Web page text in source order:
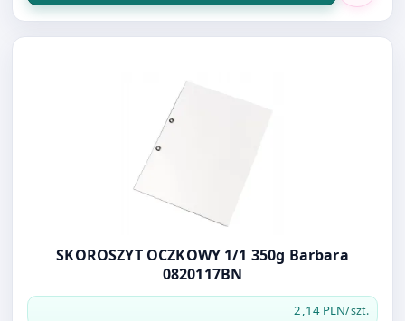
Otwórz produkt: SKOROSZYT OCZKOWY 1/1 350g
SKOROSZYT OCZKOWY 1/1 350g Barbara
0820117BN
2,14 PLN/szt.